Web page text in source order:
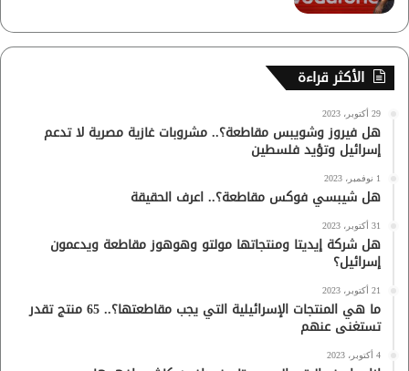
الأكثر قراءة
29 أكتوبر، 2023
هل فيروز وشويبس مقاطعة؟.. مشروبات غازية مصرية لا تدعم
إسرائيل وتؤيد فلسطين
1 نوفمبر، 2023
هل شيبسي فوكس مقاطعة؟.. اعرف الحقيقة
31 أكتوبر، 2023
هل شركة إيديتا ومنتجاتها مولتو وهوهوز مقاطعة ويدعمون
إسرائيل؟
21 أكتوبر، 2023
ما هي المنتجات الإسرائيلية التي يجب مقاطعتها؟.. 65 منتج تقدر
تستغنى عنهم
4 أكتوبر، 2023